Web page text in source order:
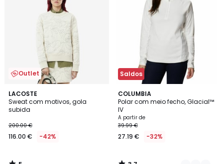
Outlet
LACOSTE
Sweat com motivos, gola
subida
200.00 €
116.00 € -42%
5
/
5
Saldos
COLUMBIA
Polar com meio fecho, Glacial™
IV
A partir de
39.99 €
27.19 € -32%
3,7
/ 5
3
Cores